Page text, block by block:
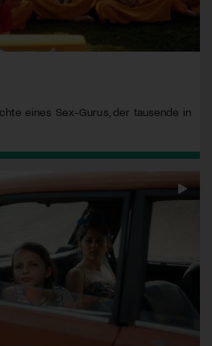
eines Sex-Gurus, der tausende in